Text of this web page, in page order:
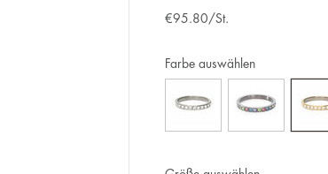
€95.80/St.
Farbe auswählen
es, die Ringgröße an einem Ring zu messen,
den Ring legst und das Innenmaß in mm abliest.